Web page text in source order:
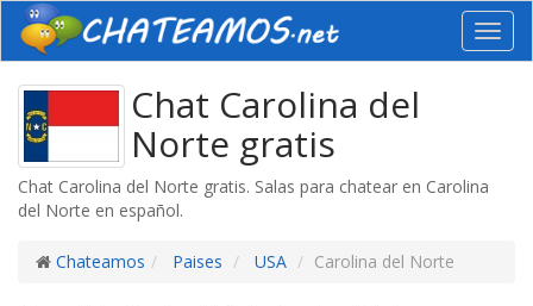
Chat Carolina del
Norte gratis
Chat Carolina del Norte gratis. Salas para chatear en Carolina
del Norte en español.
Chateamos Paises USA Carolina del Norte